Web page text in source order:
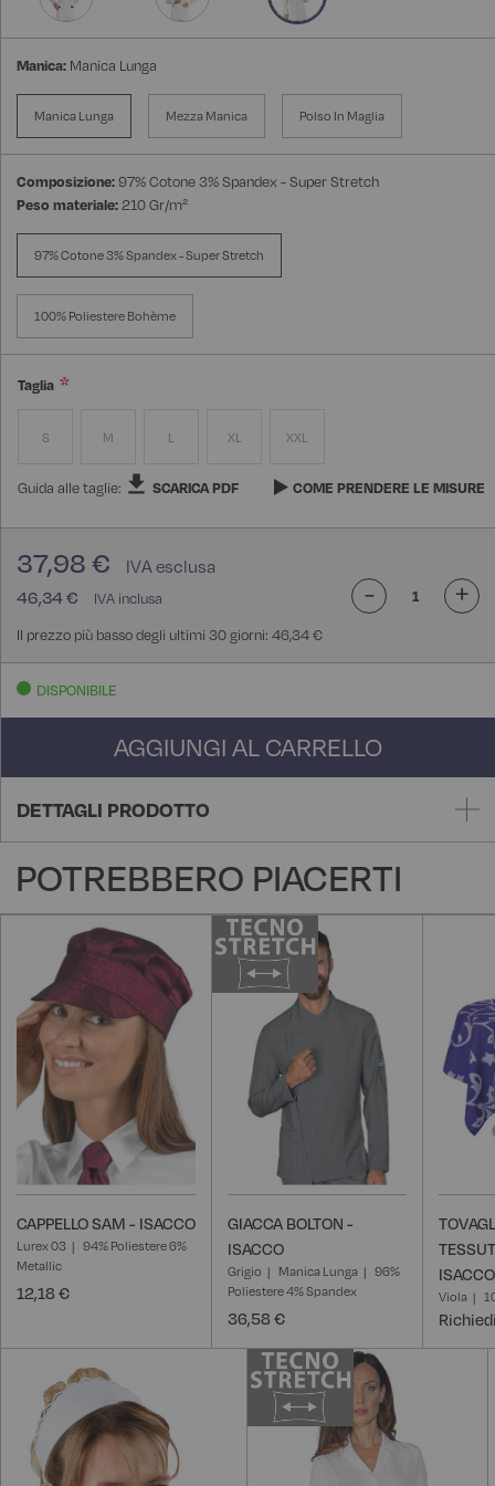
Manica: Manica Lunga
Manica Lunga Mezza Manica Polso In Maglia
Composizione:97% Cotone 3% Spandex - Super Stretch
Peso materiale:210 Gr/m²
97% Cotone 3% Spandex - Super Stretch
100% Poliestere Bohème
Taglia
S M L XL XXL
Guida alle taglie: SCARICA PDF COME PRENDERE LE MISURE
46,34 €
37,98 €
Il prezzo più basso degli ultimi 30 giorni: 46,34 €
- +
DISPONIBILE
AGGIUNGI AL CARRELLO
DETTAGLI PRODOTTO
POTREBBERO PIACERTI
CAPPELLO SAM - ISACCO
Lurex 03
94% Poliestere 6%
Metallic
12,18 €
GIACCA BOLTON -
ISACCO
Grigio Manica Lunga
96%
Poliestere 4% Spandex
36,58 €
ISACCO
Viola